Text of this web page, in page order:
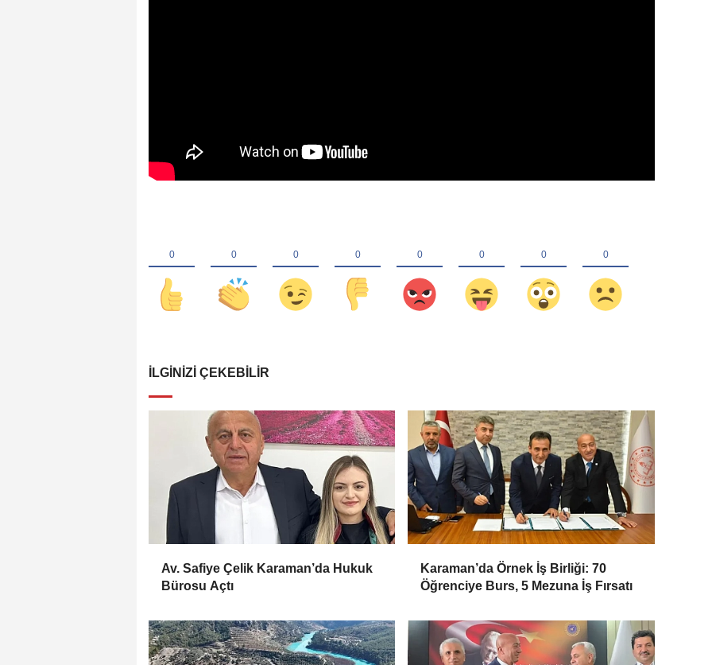
İLGINIZI ÇEKEBILIR
Av. Safiye Çelik Karaman’da Hukuk
Bürosu Açtı
Karaman’da Örnek İş Birliği: 70
Öğrenciye Burs, 5 Mezuna İş Fırsatı